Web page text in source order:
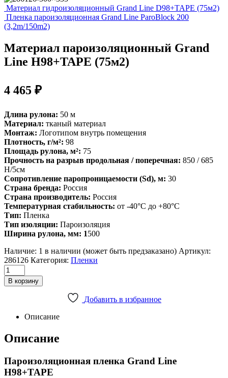
Материал гидроизоляционный Grand Line D98+TAPE (75м2)
Пленка пароизоляционная Grand Line ParoBlock 200
(3,2m/150m2)
Материал пароизоляционный Grand
Line Н98+TAPE (75м2)
4 465 ₽
Длина рулона: 50 м
Материал: тканый материал
Монтаж: Логотипом внутрь помещения
Плотность, г/м²: 98
Площадь рулона, м²: 75
Прочность на разрыв продольная / поперечная: 850 / 685
Н/5см
Сопротивление паропроницаемости (Sd), м: 30
Страна бренда: Россия
Страна производитель: Россия
Температурная стабильность: от -40°C до +80°C
Тип: Пленка
Тип изоляции: Пароизоляция
Ширина рулона, мм: 1500
Наличие: 1 в наличии (может быть предзаказано) Артикул:
286126 Категория: Пленки
Материал
пароизоляционный
Grand
(75м2)
В корзину
Добавить в избранное
Описание
Описание
Пароизоляционная пленка Grand Line
H98+TAPE